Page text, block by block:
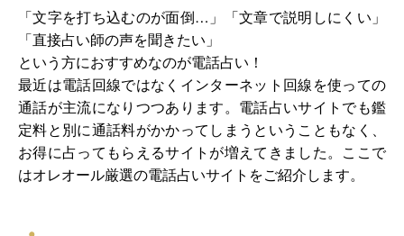
「文字を打ち込むのが面倒…」「文章で説明しにくい」
「直接占い師の声を聞きたい」
という方におすすめなのが電話占い！
最近は電話回線ではなくインターネット回線を使っての
通話が主流になりつつあります。電話占いサイトでも鑑
定料と別に通話料がかかってしまうということもなく、
お得に占ってもらえるサイトが増えてきました。ここで
はオレオール厳選の電話占いサイトをご紹介します。